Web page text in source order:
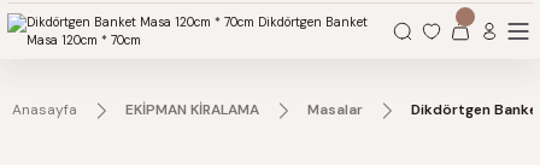
Organizasyonlarınız için tüm ihtiyaçlarınız burada.
Anasayfa EKİPMAN KİRALAMA Masalar Dikdörtgen